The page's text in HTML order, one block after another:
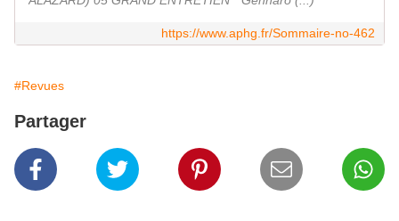
https://www.aphg.fr/Sommaire-no-462
#Revues
Partager